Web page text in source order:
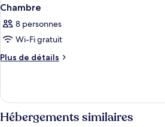
Chambre
8 personnes
Wi-Fi gratuit
Plus de détails
Plus
le
type
de
Hébergements similaires